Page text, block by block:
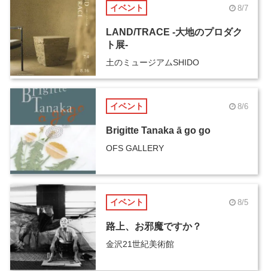
イベント 8/7
LAND/TRACE -大地のプロダク
ト展-
土のミュージアムSHIDO
イベント 8/6
Brigitte Tanaka ā go go
OFS GALLERY
イベント 8/5
路上、お邪魔ですか？
金沢21世紀美術館